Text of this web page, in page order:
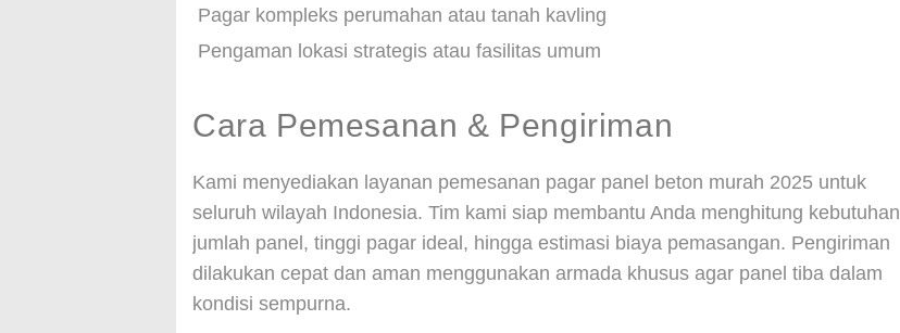
Pagar kompleks perumahan atau tanah kavling
Pengaman lokasi strategis atau fasilitas umum
Cara Pemesanan & Pengiriman
Kami menyediakan layanan pemesanan pagar panel beton murah 2025 untuk
seluruh wilayah Indonesia. Tim kami siap membantu Anda menghitung kebutuhan
jumlah panel, tinggi pagar ideal, hingga estimasi biaya pemasangan. Pengiriman
dilakukan cepat dan aman menggunakan armada khusus agar panel tiba dalam
kondisi sempurna.